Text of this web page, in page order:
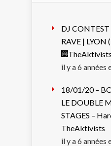
DJ
RAVE | LYON
TheAktivists
il y a 6 années
18/01/20 –
LE DOUBLE
STAGES –
TheAktivists
il y a 6 années